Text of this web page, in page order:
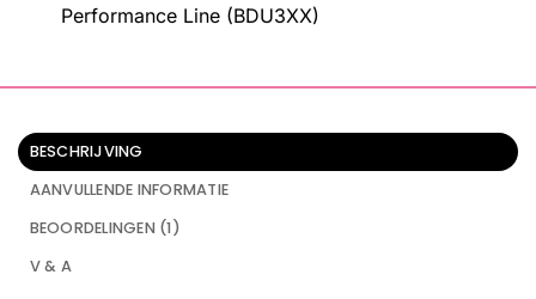
Performance Line (BDU3XX)
BESCHRIJVING
AANVULLENDE INFORMATIE
BEOORDELINGEN (1)
V & A